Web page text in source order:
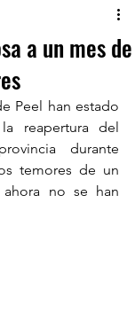
a un mes de
Peel han estado
reapertura del
durante
temores de un
ahora no se han